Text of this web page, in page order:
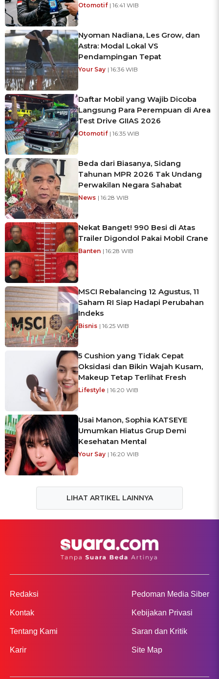
Otomotif | 16:41 WIB
Nyoman Nadiana, Les Grow, dan
Astra: Modal Lokal VS
Pendampingan Tepat
Your Say | 16:36 WIB
Daftar Mobil yang Wajib Dicoba
Langsung Para Perempuan di Area
Test Drive GIIAS 2026
Otomotif | 16:35 WIB
Beda dari Biasanya, Sidang
Tahunan MPR 2026 Tak Undang
Perwakilan Negara Sahabat
News | 16:28 WIB
Nekat Banget! 990 Besi di Atas
Trailer Digondol Pakai Mobil Crane
Banten | 16:28 WIB
MSCI Rebalancing 12 Agustus, 11
Saham RI Siap Hadapi Perubahan
Indeks
Bisnis | 16:25 WIB
5 Cushion yang Tidak Cepat
Oksidasi dan Bikin Wajah Kusam,
Makeup Tetap Terlihat Fresh
Lifestyle | 16:20 WIB
Usai Manon, Sophia KATSEYE
Umumkan Hiatus Grup Demi
Kesehatan Mental
Your Say | 16:20 WIB
LIHAT ARTIKEL LAINNYA
Redaksi
Kontak
Tentang Kami
Karir
Pedoman Media Siber
Kebijakan Privasi
Saran dan Kritik
Site Map